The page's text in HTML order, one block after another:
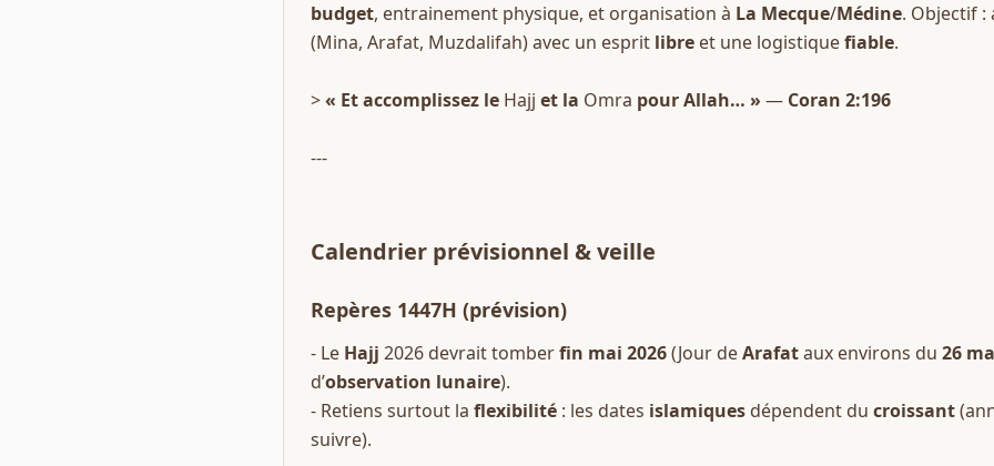
budget, entrainement physique, et organisation à La Mecque/Médine. Objectif :
(Mina, Arafat, Muzdalifah) avec un esprit libre et une logistique fiable.
> « Et accomplissez le Hajj et la Omra pour Allah… » — Coran 2:196
---
Calendrier prévisionnel & veille
Repères 1447H (prévision)
- Le Hajj 2026 devrait tomber fin mai 2026 (Jour de Arafat aux environs du 26
d’observation lunaire).
- Retiens surtout la flexibilité : les dates islamiques dépendent du croissant
suivre).